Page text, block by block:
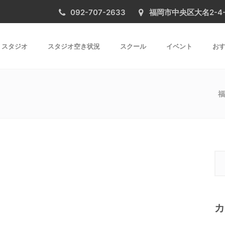
092-707-2633 福岡市中央区大名2-
スタジオ スタジオ空き状況 スクール イベント お